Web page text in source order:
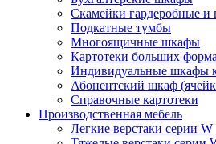
Скамейки гардеробные и
Подкатные тумбы
Многоящичные шкафы
Картотеки больших
Индивидуальные шкафы
Абонентский шкаф
Справочные картотеки
Производственная мебель
Легкие верстаки серии W